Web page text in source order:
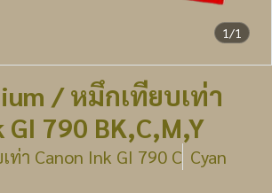
1/1
/ หมึกเทียบเท่า
GI 790 BK,C,M,Y
ท่า Canon Ink GI 790 C Cyan